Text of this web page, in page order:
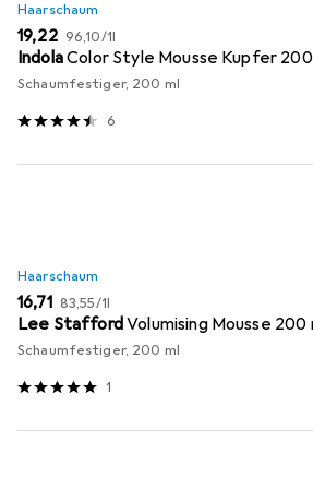
Haarschaum
EUR
19,22 EUR
96,10/1l
IndolaColor Style Mousse Kupfer
Schaumfestiger, 200 ml
6
Haarschaum
EUR
16,71 EUR
83,55/1l
Lee StaffordVolumising Mousse 200
Schaumfestiger, 200 ml
1